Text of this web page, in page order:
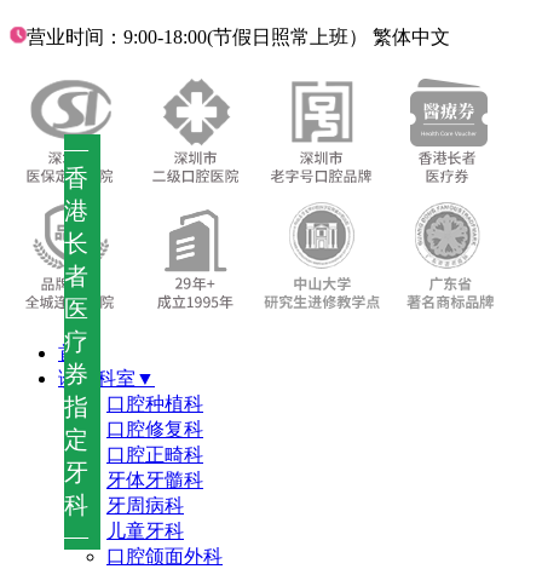
—
香
港
长
者
医
疗
券
指
定
牙
科
—
营业时间：9:00-18:00(节假日照常上班） 繁体中文
首页
诊疗科室▼
口腔种植科
口腔修复科
口腔正畸科
牙体牙髓科
牙周病科
儿童牙科
口腔颌面外科